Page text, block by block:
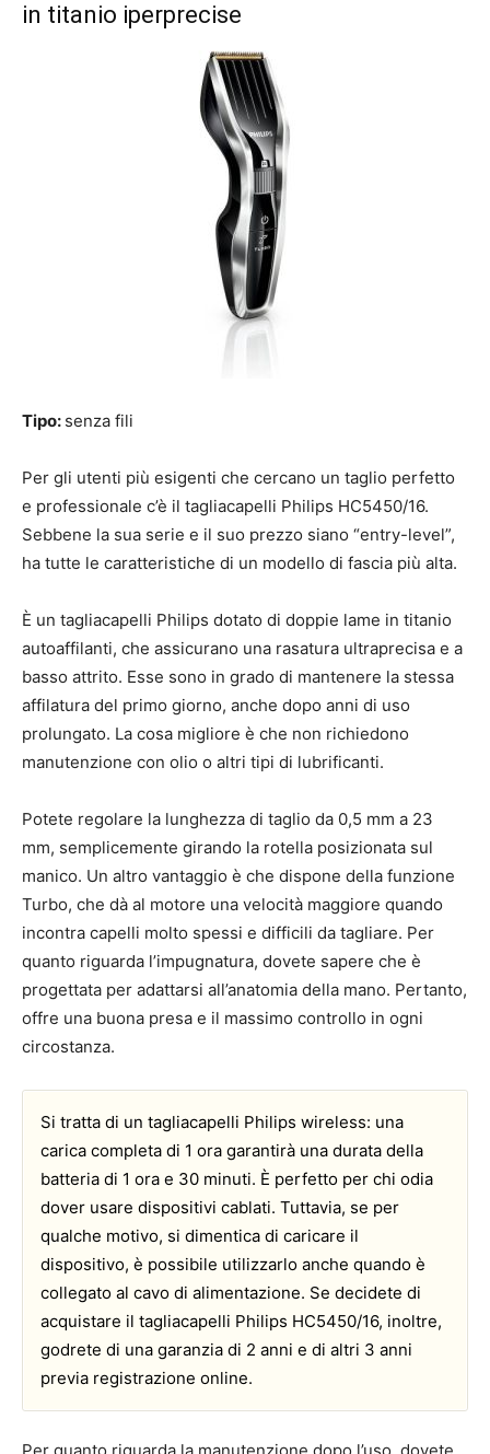
in titanio iperprecise
Tipo: senza fili
Per gli utenti più esigenti che cercano un taglio perfetto
e professionale c’è il tagliacapelli Philips HC5450/16.
Sebbene la sua serie e il suo prezzo siano “entry-level”,
ha tutte le caratteristiche di un modello di fascia più alta.
È un tagliacapelli Philips dotato di doppie lame in titanio
autoaffilanti, che assicurano una rasatura ultraprecisa e a
basso attrito. Esse sono in grado di mantenere la stessa
affilatura del primo giorno, anche dopo anni di uso
prolungato. La cosa migliore è che non richiedono
manutenzione con olio o altri tipi di lubrificanti.
Potete regolare la lunghezza di taglio da 0,5 mm a 23
mm, semplicemente girando la rotella posizionata sul
manico. Un altro vantaggio è che dispone della funzione
Turbo, che dà al motore una velocità maggiore quando
incontra capelli molto spessi e difficili da tagliare. Per
quanto riguarda l’impugnatura, dovete sapere che è
progettata per adattarsi all’anatomia della mano. Pertanto,
offre una buona presa e il massimo controllo in ogni
circostanza.
Si tratta di un tagliacapelli Philips wireless: una
carica completa di 1 ora garantirà una durata della
batteria di 1 ora e 30 minuti. È perfetto per chi odia
dover usare dispositivi cablati. Tuttavia, se per
qualche motivo, si dimentica di caricare il
dispositivo, è possibile utilizzarlo anche quando è
collegato al cavo di alimentazione. Se decidete di
acquistare il tagliacapelli Philips HC5450/16, inoltre,
godrete di una garanzia di 2 anni e di altri 3 anni
previa registrazione online.
Per quanto riguarda la manutenzione dopo l’uso, dovete